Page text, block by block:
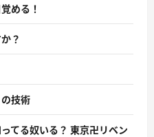
める！
？
の技術
てる奴いる？ 東京卍リベン